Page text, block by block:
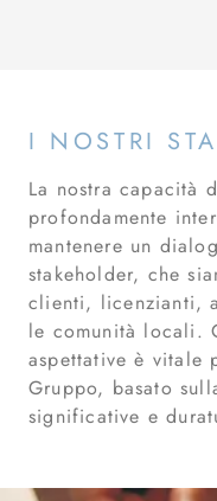
I NOSTRI
La nostra capacità
profondamente
mantenere un
stakeholder, che
clienti, licenzianti,
le comunità locali.
aspettative è vitale
Gruppo, basato
significative e